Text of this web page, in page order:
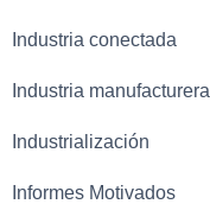
Industria conectada
Industria manufacturera
Industrialización
Informes Motivados